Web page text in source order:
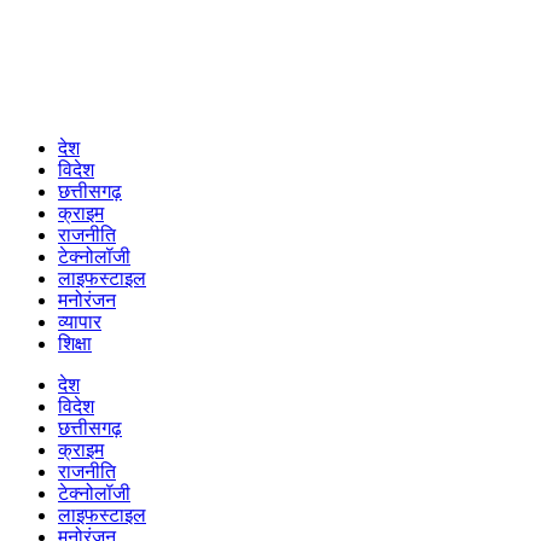
देश
विदेश
छत्तीसगढ़
क्राइम
राजनीति
टेक्नोलॉजी
लाइफस्टाइल
मनोरंजन
व्यापार
शिक्षा
देश
विदेश
छत्तीसगढ़
क्राइम
राजनीति
टेक्नोलॉजी
लाइफस्टाइल
मनोरंजन